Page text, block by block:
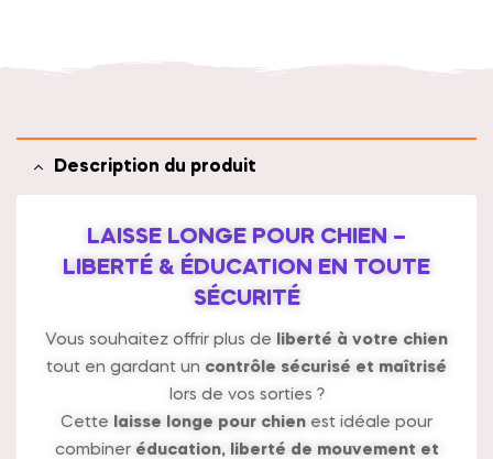
Description du produit
LAISSE LONGE POUR CHIEN –
LIBERTÉ & ÉDUCATION EN TOUTE
SÉCURITÉ
Vous souhaitez offrir plus de
liberté à votre chien
tout en gardant un contrôle sécurisé et maîtrisé
lors de vos sorties ?
Cette
laisse longe pour chien est idéale pour
combiner éducation, liberté de mouvement et